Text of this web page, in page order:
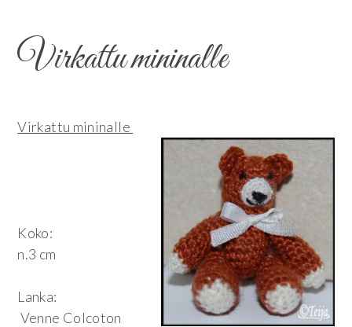
Virkattu mininalle
Virkattu mininalle
Koko:
n.3 cm
Lanka:
Venne Colcoton